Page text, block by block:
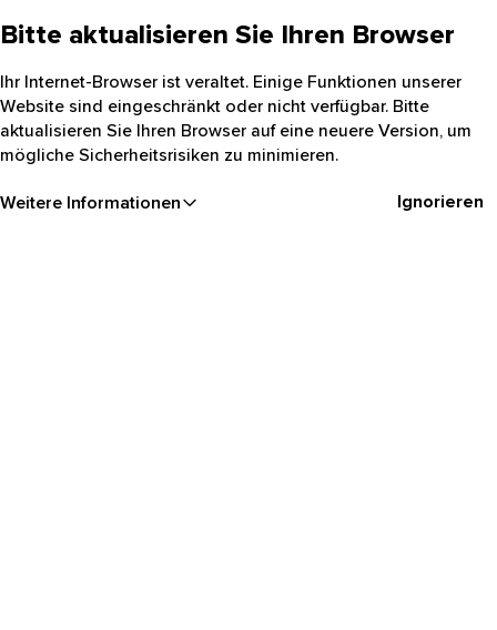
Bitte aktualisieren Sie Ihren Browser
Ihr Internet-Browser ist veraltet. Einige Funktionen unserer
Website sind eingeschränkt oder nicht verfügbar. Bitte
aktualisieren Sie Ihren Browser auf eine neuere Version, um
mögliche Sicherheitsrisiken zu minimieren.
Weitere Informationen Ignorieren